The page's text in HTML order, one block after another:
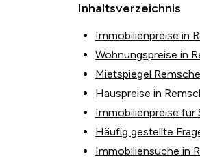
Inhaltsverzeichnis
Immobilienpreise in
Wohnungspreise in
Mietspiegel
Hauspreise in
Immobilienpreise für
Häufig gestellte
Immobiliensuche in